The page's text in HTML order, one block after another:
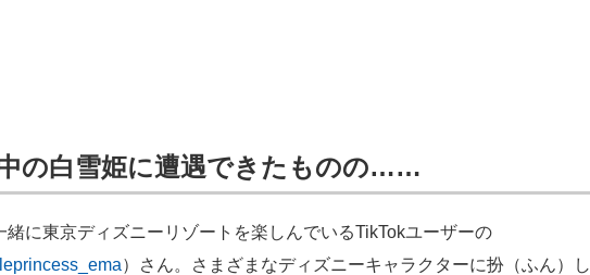
の白雪姫に遭遇できたものの……
に東京ディズニーリゾートを楽しんでいるTikTokユーザーの
）さん。さまざまなディズニーキャラクターに扮（ふん）し